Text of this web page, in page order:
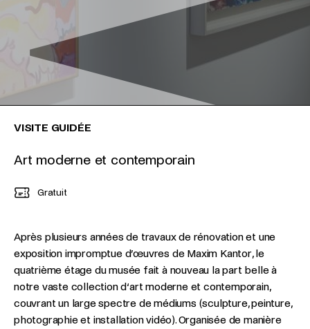
VISITE GUIDÉE
Art moderne et contemporain
Gratuit
Après plusieurs années de travaux de rénovation et une
exposition impromptue d’œuvres de Maxim Kantor, le
quatrième étage du musée fait à nouveau la part belle à
notre vaste collection d‘art moderne et contemporain,
couvrant un large spectre de médiums (sculpture, peinture,
photographie et installation vidéo). Organisée de manière